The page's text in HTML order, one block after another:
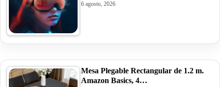
6 agosto, 2026
Mesa Plegable Rectangular de 1.2 m.
Amazon Basics, 4…